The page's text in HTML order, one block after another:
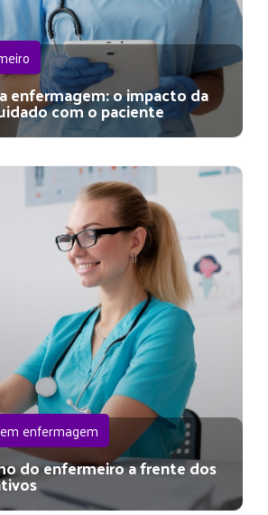
enfermagem: o impacto da
com o paciente
enfermagem
do enfermeiro a frente dos